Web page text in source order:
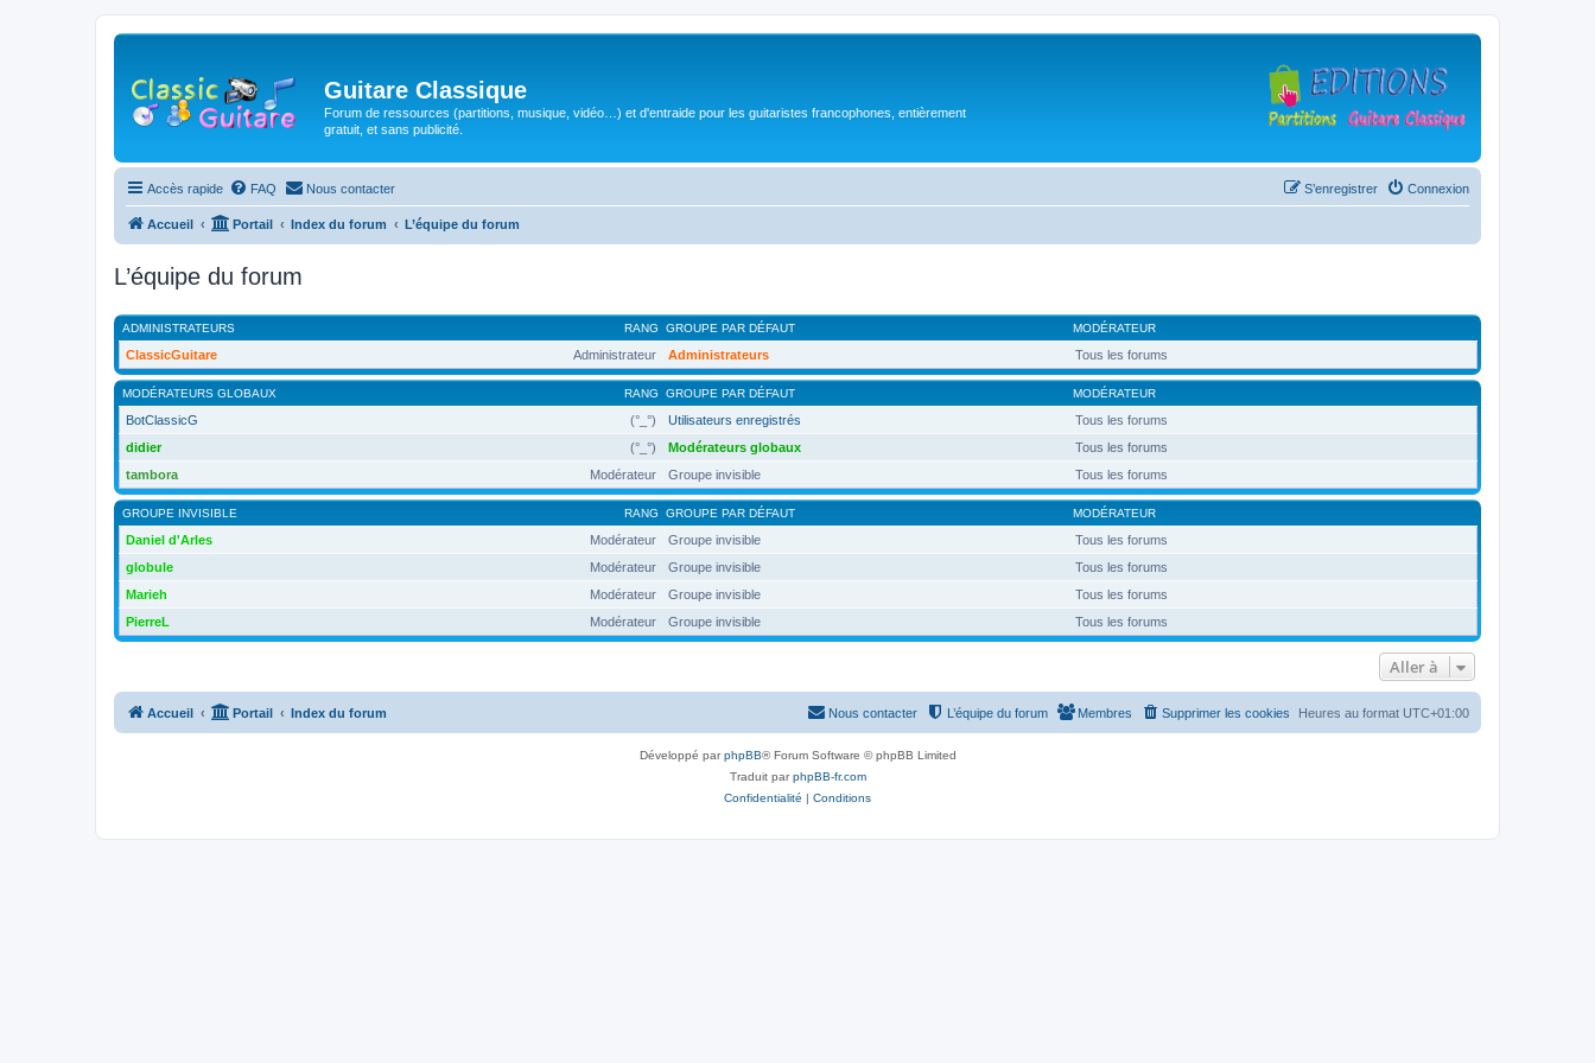
Guitare Classique
Forum de ressources (partitions, musique, vidéo…) et d'entraide pour les guitaristes francophones, entièrement
gratuit, et sans publicité.
Accès rapide FAQ Nous contacter Connexion
S’enregistrer
Accueil Portail Index du forum L’équipe du forum
L’équipe du forum
RANG
ADMINISTRATEURS GROUPE PAR DÉFAUT MODÉRATEUR
Administrateur
ClassicGuitare Administrateurs Tous les forums
RANG
MODÉRATEURS GLOBAUX GROUPE PAR DÉFAUT MODÉRATEUR
(°_°)
BotClassicG Utilisateurs enregistrés
Tous les forums
(°_°)
didier Modérateurs globaux
Tous les forums
Modérateur
tambora Groupe invisible Tous les forums
RANG
GROUPE INVISIBLE GROUPE PAR DÉFAUT MODÉRATEUR
Modérateur
Daniel d'Arles Groupe invisible
Tous les forums
Modérateur
globule Groupe invisible
Tous les forums
Modérateur
Marieh Groupe invisible
Tous les forums
Modérateur
PierreL Groupe invisible Tous les forums
Aller à
Accueil Portail Index du forum Heures au format UTC+01:00
Supprimer les cookies
Membres
L’équipe du forum
Nous contacter
Développé parphpBB® Forum Software © phpBB Limited
Traduit parphpBB-fr.com
Confidentialité | Conditions